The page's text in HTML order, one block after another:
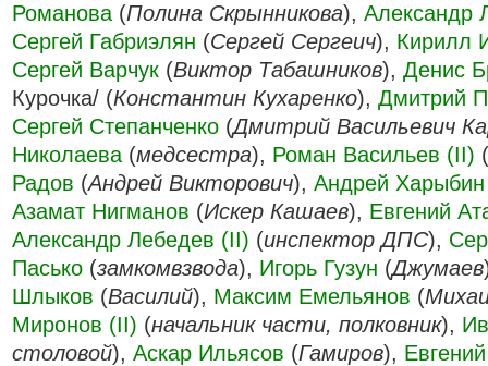
Романова (Полина Скрынникова), Александр
Сергей Габриэлян (Сергей Сергеич), Кирилл
Сергей Варчук (Виктор Табашников), Денис
Курочка/ (Константин Кухаренко), Дмитрий
Сергей Степанченко (Дмитрий Васильевич
Николаева (медсестра), Роман Васильев (II) (
Радов (Андрей Викторович), Андрей Харыбин
Азамат Нигманов (Искер Кашаев), Евгений
Александр Лебедев (II) (инспектор ДПС),
Пасько (замкомвзвода), Игорь Гузун (Джумаев
Шлыков (Василий), Максим Емельянов (
Миронов (II) (начальник части, полковник),
столовой), Аскар Ильясов (Гамиров),